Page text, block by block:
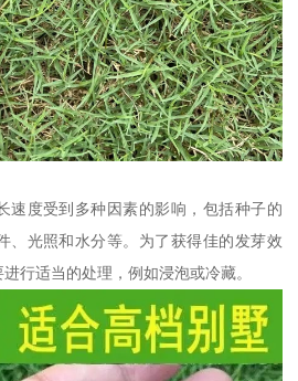
速度受到多种因素的影响，包括种子的
、光照和水分等。为了获得佳的发芽效
行适当的处理，例如浸泡或冷藏。